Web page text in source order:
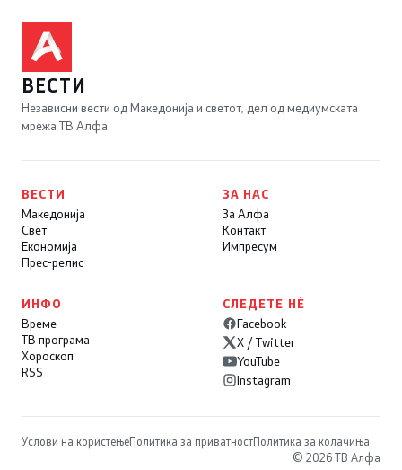
ВЕСТИ
Независни вести од Македонија и светот, дел од медиумската
мрежа ТВ Алфа.
ВЕСТИ
Македонија
Свет
Економија
Прес-релис
ЗА НАС
За Алфа
Контакт
Импресум
ИНФО
Време
ТВ програма
Хороскоп
RSS
СЛЕДЕТЕ НÉ
Facebook
X / Twitter
YouTube
Instagram
Услови на користењеПолитика за приватностПолитика за колачиња
© 2026 ТВ Алфа